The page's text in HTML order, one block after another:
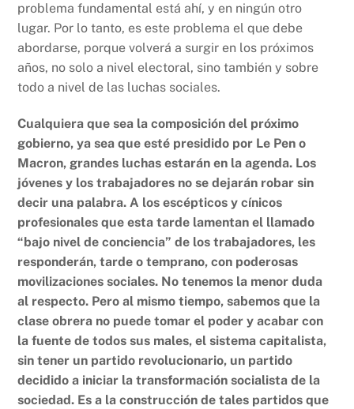
problema fundamental está ahí, y en ningún otro
lugar. Por lo tanto, es este problema el que debe
abordarse, porque volverá a surgir en los próximos
años, no solo a nivel electoral, sino también y sobre
todo a nivel de las luchas sociales.
Cualquiera que sea la composición del próximo
gobierno, ya sea que esté presidido por Le Pen o
Macron, grandes luchas estarán en la agenda. Los
jóvenes y los trabajadores no se dejarán robar sin
decir una palabra. A los escépticos y cínicos
profesionales que esta tarde lamentan el llamado
“bajo nivel de conciencia” de los trabajadores, les
responderán, tarde o temprano, con poderosas
movilizaciones sociales. No tenemos la menor duda
al respecto. Pero al mismo tiempo, sabemos que la
clase obrera no puede tomar el poder y acabar con
la fuente de todos sus males, el sistema capitalista,
sin tener un partido revolucionario, un partido
decidido a iniciar la transformación socialista de la
sociedad. Es a la construcción de tales partidos que